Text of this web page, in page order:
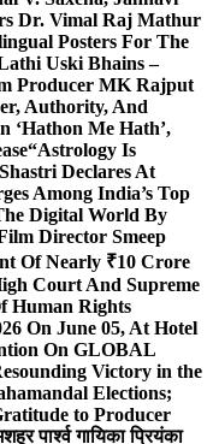
Dr. Vimal Raj Mathur
Posters For The
Uski Bhains –
Producer MK Rajput
Authority, And
‘Hathon Me Hath’,
“Astrology Is
Declares At
Among India’s Top
Digital World By
Director Smeep
Of Nearly ₹10 Crore
Court And Supreme
Human Rights
On June 05, At Hotel
On GLOBAL
Victory in the
Elections;
to Producer
पार्श्व गायिका प्रियंका